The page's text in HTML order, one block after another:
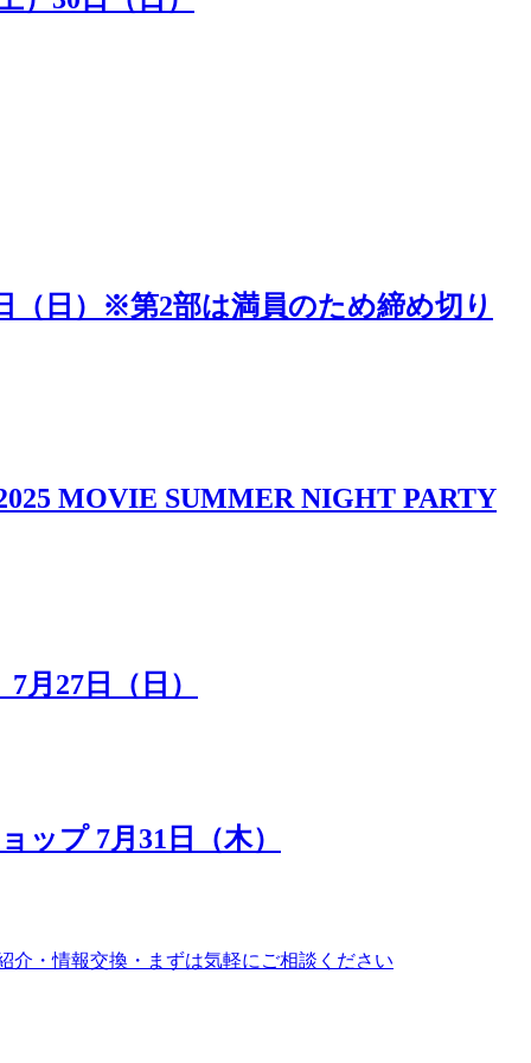
（日）※第2部は満員のため締め切り
MOVIE SUMMER NIGHT PARTY
月27日（日）
ップ 7月31日（木）